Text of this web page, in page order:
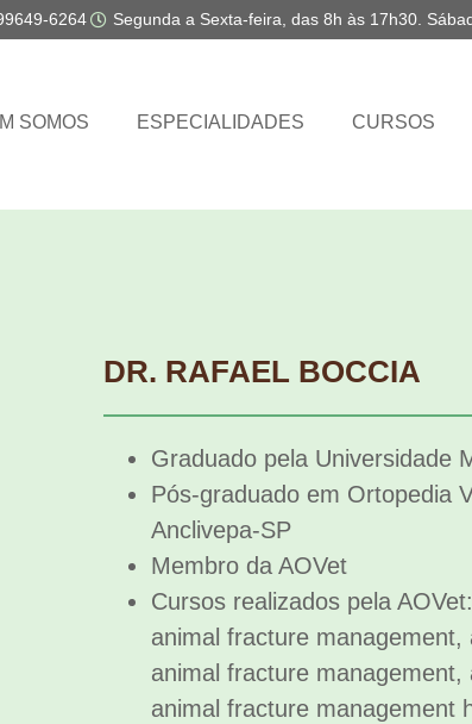
6264 Segunda a Sexta-feira, das 8h às 17h30.
SOMOS ESPECIALIDADES CURSOS
DR. RAFAEL BOCCIA
Graduado pela Universidade
Pós-graduado em Ortopedia
Anclivepa-SP
Membro da AOVet
Cursos realizados pela
animal fracture management,
animal fracture management,
animal fracture management